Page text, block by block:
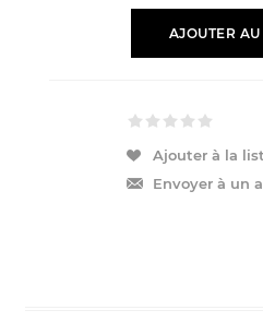
AJOUTER
Ajouter à la
Envoyer à un